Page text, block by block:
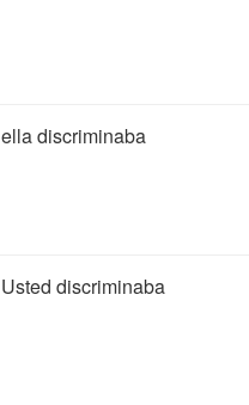
ella discriminaba
Usted discriminaba